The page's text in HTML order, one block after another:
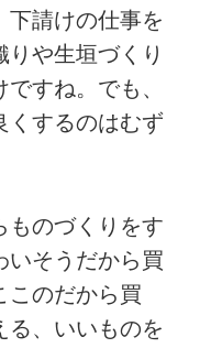
下請けの仕事を
りや生垣づくり
すね。でも、
くするのはむず
ものづくりをす
いそうだから買
このだから買
る、いいものを